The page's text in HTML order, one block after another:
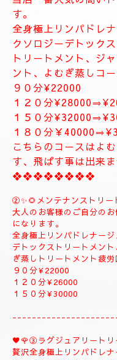
お体が軽くなり、とて
精神的にお疲れの方
１２０分
１５０分
❖❖❖❖❖❖❖
✨８月のおすすめコー
🌺🌻①ジャプカサイ＆
🌻🌺
当店一番人気の高い
す。
全身極上リンパドレ
クソロジーデトック
トリートメント、ジ
ント、よむぎ蒸しコ
９０分¥22000
１２０分
１５０分
１８０分￥
❖❖❖❖❖❖❖❖